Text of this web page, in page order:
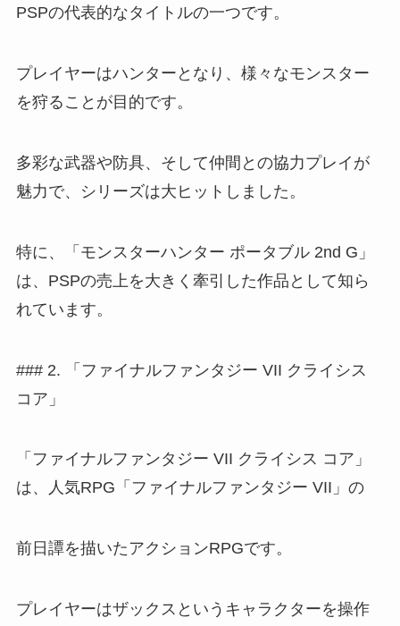
PSPの代表的なタイトルの一つです。
プレイヤーはハンターとなり、様々なモンスター
を狩ることが目的です。
多彩な武器や防具、そして仲間との協力プレイが
魅力で、シリーズは大ヒットしました。
特に、「モンスターハンター ポータブル 2nd G」
は、PSPの売上を大きく牽引した作品として知ら
れています。
### 2. 「ファイナルファンタジー VII クライシス
コア」
「ファイナルファンタジー VII クライシス コア」
は、人気RPG「ファイナルファンタジー VII」の
前日譚を描いたアクションRPGです。
プレイヤーはザックスというキャラクターを操作